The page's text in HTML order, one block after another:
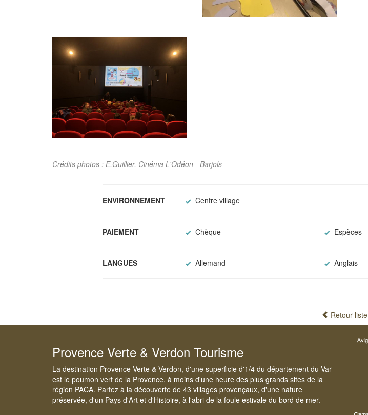
Crédits photos : E.Guillier, Cinéma L'Odéon - Barjols
ENVIRONNEMENT Centre village
PAIEMENT Chèque Espèces
LANGUES Allemand Anglais
Retour liste
Provence Verte & Verdon Tourisme
La destination Provence Verte & Verdon, d'une superficie d'1/4 du département du Var
est le poumon vert de la Provence, à moins d'une heure des plus grands sites de la
région PACA. Partez à la découverte de 43 villages provençaux, d'une nature
préservée, d'un Pays d'Art et d'Histoire, à l'abri de la foule estivale du bord de mer.